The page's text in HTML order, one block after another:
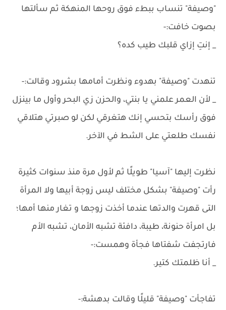
"وصيفة" تنساب ببطء فوق روحها المنهكة ثم سألتها
بصوت خافت:-
_ إنتِ إزاي قلبك طيب كده؟
تنهدت "وصيفة" بهدوء ونظرت أمامها بشرود وقالت:-
_ لأن العمر علمني يا بنتي، والحزن زي البحر وأول ما بينزل
فوق رأسك بتحسي إنك هتغرقي لكن لو صبرتي هتلاقي
نفسك طلعتي على الشط في الآخر.
نظرت إليها "آسيا" طويلًا ثم لأول مرة منذ سنوات كثيرة
رأت "وصيفة" بشكل مختلف ليس زوجة أبيها ولا المرأة
التى قهرت والدتها عندما أخذت زوجها و تغار منها أمها؛
بل امرأة حنونة، طيبة، دافئة تشبه الأمان، تشبه الأم
فارتجفت شفتاها فجأة وهمست:-
_ أنا ظلمتك كتير.
تفاجأت "وصيفة" قليلًا وقالت بدهشة:-